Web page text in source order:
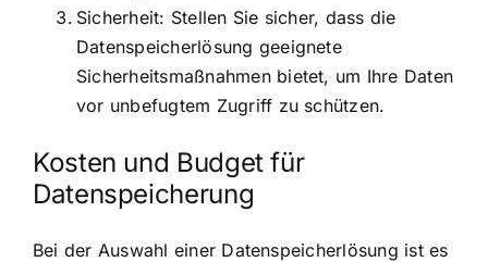
Sicherheit: Stellen Sie sicher, dass die
Datenspeicherlösung geeignete
Sicherheitsmaßnahmen bietet, um Ihre Daten
vor unbefugtem Zugriff zu schützen.
Kosten und Budget für
Datenspeicherung
Bei der Auswahl einer Datenspeicherlösung ist es